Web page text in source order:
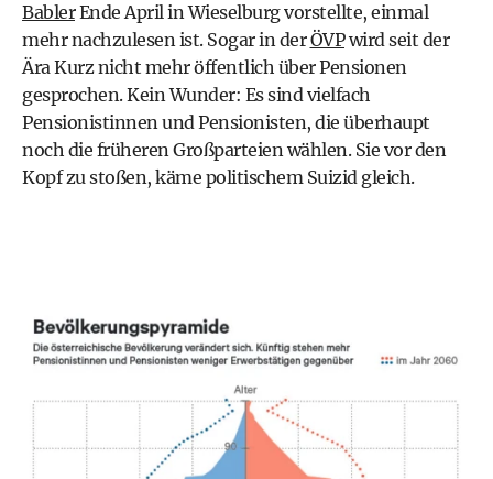
BablerEnde April in Wieselburg vorstellte, einmal
mehr nachzulesen ist. Sogar in derÖVPwird seit der
Ära Kurz nicht mehr öffentlich über Pensionen
gesprochen. Kein Wunder: Es sind vielfach
Pensionistinnen und Pensionisten, die überhaupt
noch die früheren Großparteien wählen. Sie vor den
Kopf zu stoßen, käme politischem Suizid gleich.